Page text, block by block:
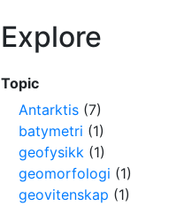
Explore
Topic
Antarktis (7)
batymetri (1)
geofysikk (1)
geomorfologi (1)
geovitenskap (1)